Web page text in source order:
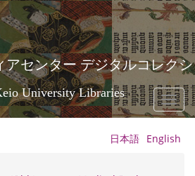
アセンター デジタルコレクシ
University Libraries
Toggle
日本語 English